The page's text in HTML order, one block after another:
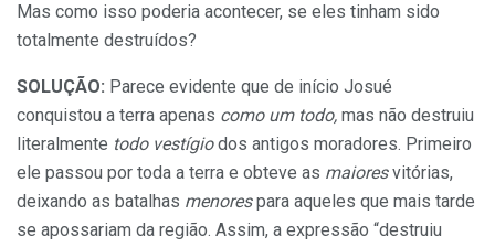
Mas como isso poderia acontecer, se eles tinham sido
totalmente destruídos?
SOLUÇÃO: Parece evidente que de início Josué
conquistou a terra apenas como um todo, mas não destruiu
literalmente todo vestígiodos antigos moradores. Primeiro
ele passou por toda a terra e obteve as maioresvitórias,
deixando as batalhas menorespara aqueles que mais tarde
se apossariam da região. Assim, a expressão “destruiu